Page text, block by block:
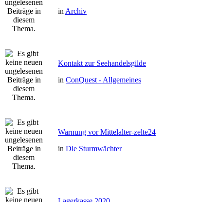
in Archiv
Kontakt zur Seehandelsgilde
in ConQuest - Allgemeines
Warnung vor Mittelalter-zelte24
in Die Sturmwächter